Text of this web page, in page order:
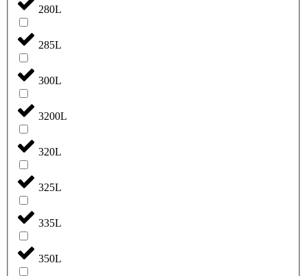
280L
285L
300L
3200L
320L
325L
335L
350L